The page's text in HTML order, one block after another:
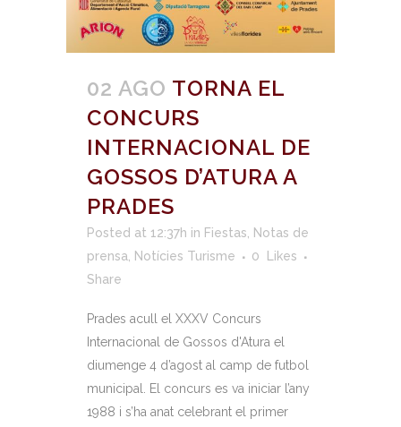
02 AGO TORNA EL
CONCURS
INTERNACIONAL DE
GOSSOS D’ATURA A
PRADES
Posted at 12:37h in Fiestas
Notas de
prensa
Notícies Turisme 0
Likes
Share
Prades acull el XXXV Concurs
Internacional de Gossos d'Atura el
diumenge 4 d’agost al camp de futbol
municipal. El concurs es va iniciar l’any
1988 i s’ha anat celebrant el primer